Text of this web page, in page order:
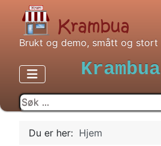
Brukt og demo, smått og stort
Krambua
Du er her: Hjem